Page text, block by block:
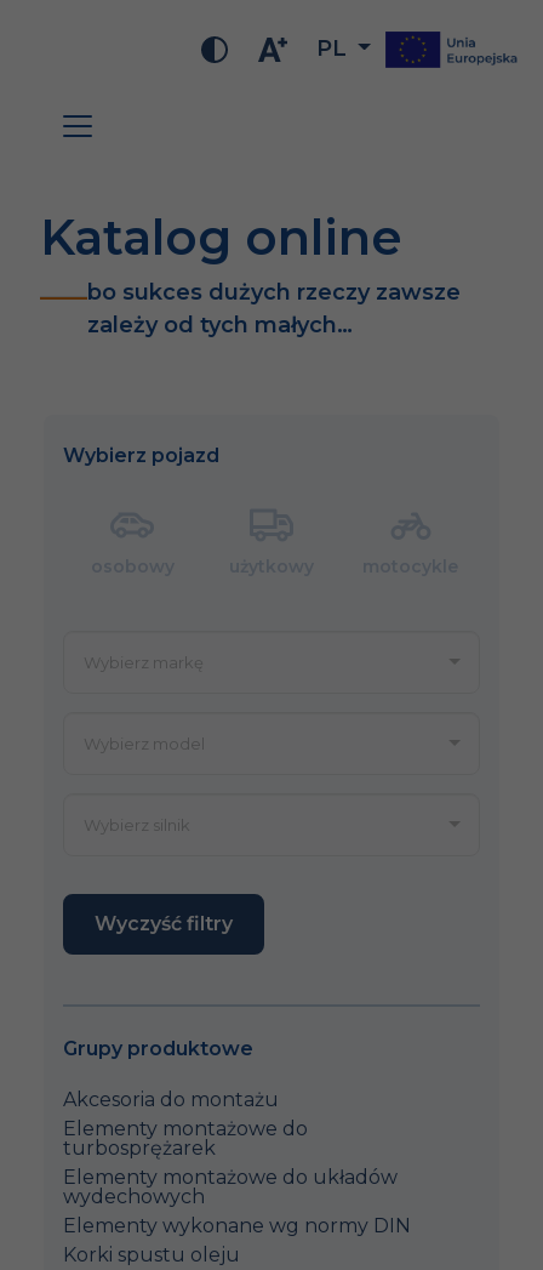
PL
Katalog online
bo sukces dużych rzeczy zawsze
zależy od tych małych…
Wybierz pojazd
Wyczyść filtry
Grupy produktowe
Akcesoria do montażu
Elementy montażowe do
turbosprężarek
Elementy montażowe do układów
wydechowych
Elementy wykonane wg normy DIN
Korki spustu oleju